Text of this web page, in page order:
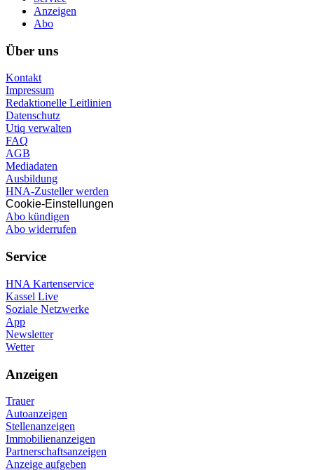
Anzeigen
Abo
Über uns
Kontakt
Impressum
Redaktionelle Leitlinien
Datenschutz
Utiq verwalten
FAQ
AGB
Mediadaten
Ausbildung
HNA-Zusteller werden
Cookie-Einstellungen
Abo kündigen
Abo widerrufen
Service
HNA Kartenservice
Kassel Live
Soziale Netzwerke
App
Newsletter
Wetter
Anzeigen
Trauer
Autoanzeigen
Stellenanzeigen
Immobilienanzeigen
Partnerschaftsanzeigen
Anzeige aufgeben